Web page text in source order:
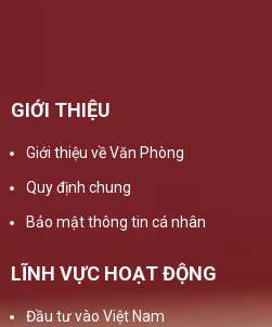
GIỚI THIỆU
Giới thiệu về Văn Phòng
Quy định chung
Bảo mật thông tin cá nhân
LĨNH VỰC HOẠT ĐỘNG
Đầu tư vào Việt Nam